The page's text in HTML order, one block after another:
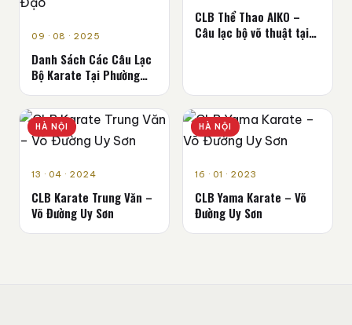
09 · 08 · 2025
Danh Sách Các Câu Lạc
Bộ Karate Tại Phường
Tinh Thần Võ Đạo
CLB Thể Thao AIKO –
Câu lạc bộ võ thuật tại
HÀ NỘI
13 · 04 · 2024
CLB Karate Trung Văn –
Võ Đường Uy Sơn
HÀ NỘI
16 · 01 · 2023
CLB Yama Karate – Võ
Đường Uy Sơn